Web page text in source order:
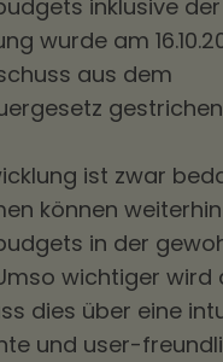
inklusive
wurde am
aus dem
ist zwar
können weiterhin
in der
wichtiger wird
dies über eine
und user-